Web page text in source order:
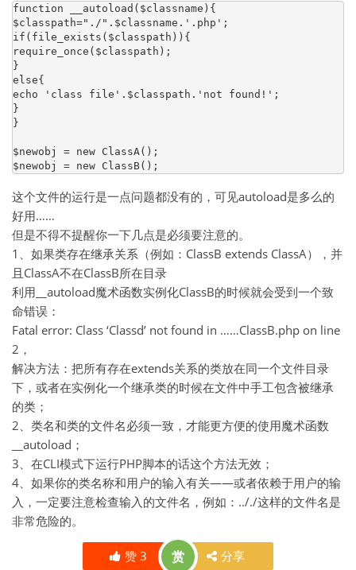
function __autoload($classname){
$classpath="./".$classname.'.php';
if(file_exists($classpath)){
require_once($classpath);
}
else{
echo 'class file'.$classpath.'not found!';
}
}
$newobj = new ClassA();
$newobj = new ClassB();
这个文件的运行是一点问题都没有的，可见autoload是多么的
好用……
但是不得不提醒你一下几点是必须要注意的。
1、如果类存在继承关系（例如：ClassB extends ClassA），并
且ClassA不在ClassB所在目录
利用__autoload魔术函数实例化ClassB的时候就会受到一个致
命错误：
Fatal error: Class ‘Classd’ not found in ……ClassB.php on line
2，
解决方法：把所有存在extends关系的类放在同一个文件目录
下，或者在实例化一个继承类的时候在文件中手工包含被继承
的类；
2、类名和类的文件名必须一致，才能更方便的使用魔术函数
__autoload；
3、在CLI模式下运行PHP脚本的话这个方法无效；
4、如果你的类名称和用户的输入有关——或者依赖于用户的输
入，一定要注意检查输入的文件名，例如：.././这样的文件名是
非常危险的。
赞 3 赏 分享